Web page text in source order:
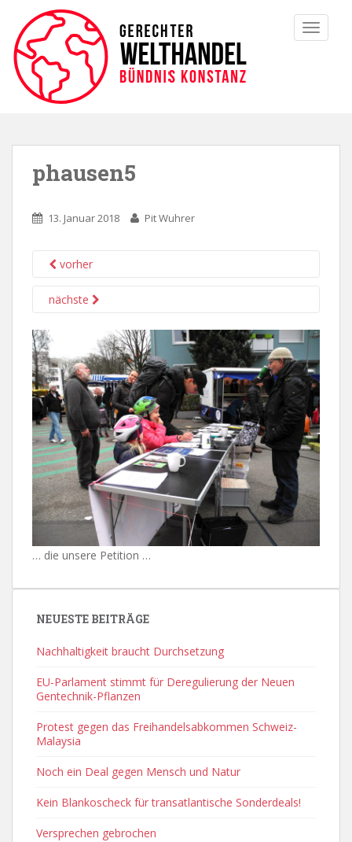
phausen5
13. Januar 2018 Pit Wuhrer
vorher
nächste
… die unsere Petition …
NEUESTE BEITRÄGE
Nachhaltigkeit braucht Durchsetzung
EU-Parlament stimmt für Deregulierung der Neuen
Gentechnik-Pflanzen
Protest gegen das Freihandelsabkommen Schweiz-
Malaysia
Noch ein Deal gegen Mensch und Natur
Kein Blankoscheck für transatlantische Sonderdeals!
Versprechen gebrochen